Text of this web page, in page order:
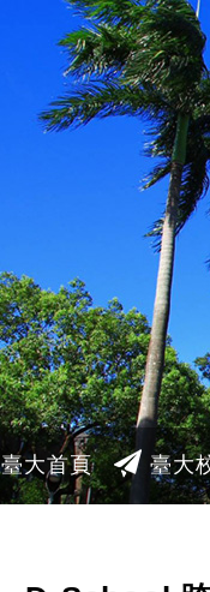
臺大首頁 臺大